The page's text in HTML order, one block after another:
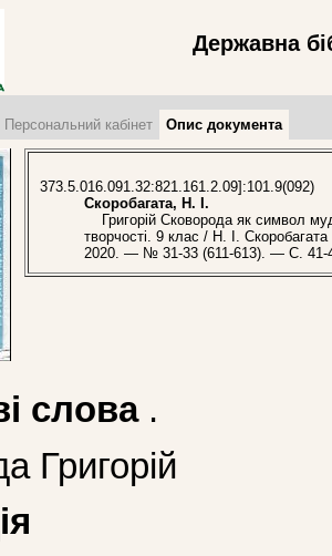
Державна
Персональний кабінет Опис документа
373.5.016.091.32:821.161.2.09]:101.9(092)
Скоробагата, Н. І.
Григорій Сковорода як символ
творчості. 9 клас / Н. І.
2020. — № 31-33 (611-613). — С. 41-
слова.
Григорій